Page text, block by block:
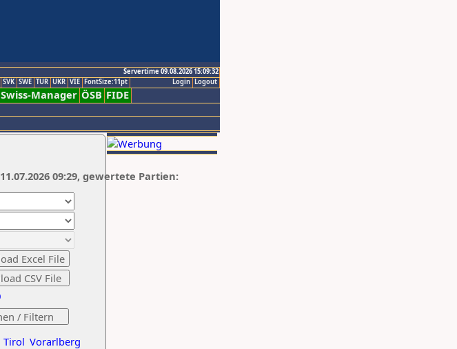
Servertime 09.08.2026 15:09:32
Logout
Login
SVK SWE TUR UKR VIE FontSize:11pt
Swiss-Manager ÖSB FIDE
Tirol Vorarlberg
09:29, gewertete Partien: